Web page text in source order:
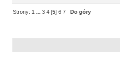
Strony: 1 ...3 4 [5]6 7 Do góry